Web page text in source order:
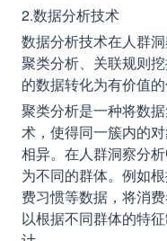
2.数据分析技术
数据分析技术在人群
聚类分析、关联规则
的数据转化为有价值的
聚类分析是一种将数
术，使得同一簇内的
相异。在人群洞察分
为不同的群体。例如
费习惯等数据，将消
以根据不同群体的特